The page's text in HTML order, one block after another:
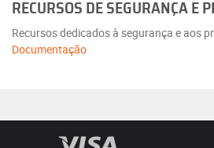
RECURSOS DE SEGURANÇA E
Recursos dedicados à segurança e aos
Documentação